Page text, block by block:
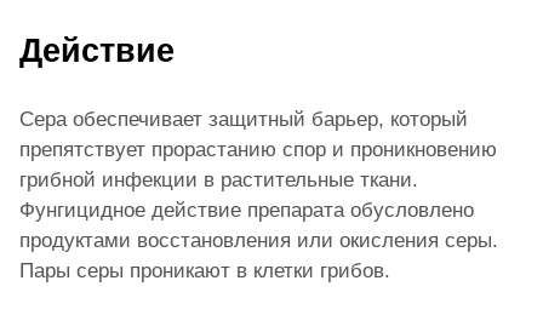
Действие
Сера обеспечивает защитный барьер, который
препятствует прорастанию спор и проникновению
грибной инфекции в растительные ткани.
Фунгицидное действие препарата обусловлено
продуктами восстановления или окисления серы.
Пары серы проникают в клетки грибов.